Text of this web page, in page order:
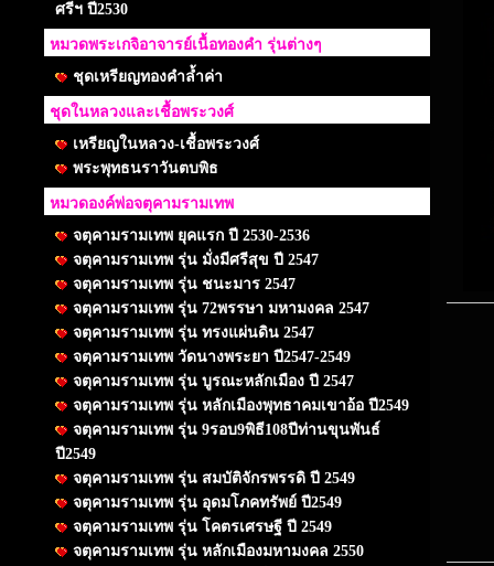
ศรีฯ ปี2530
หมวดพระเกจิอาจารย์เนื้อทองคำ รุ่นต่างๆ
ชุดเหรียญทองคำล้ำค่า
ชุดในหลวงและเชื้อพระวงศ์
เหรียญในหลวง-เชื้อพระวงศ์
พระพุทธนราวันตบพิธ
หมวดองค์พ่อจตุคามรามเทพ
จตุคามรามเทพ ยุคแรก ปี 2530-2536
จตุคามรามเทพ รุ่น มั่งมีศรีสุข ปี 2547
จตุคามรามเทพ รุ่น ชนะมาร 2547
จตุคามรามเทพ รุ่น 72พรรษา มหามงคล 2547
จตุคามรามเทพ รุ่น ทรงแผ่นดิน 2547
จตุคามรามเทพ วัดนางพระยา ปี2547-2549
จตุคามรามเทพ รุ่น บูรณะหลักเมือง ปี 2547
จตุคามรามเทพ รุ่น หลักเมืองพุทธาคมเขาอ้อ ปี2549
จตุคามรามเทพ รุ่น 9รอบ9พิธี108ปีท่านขุนพันธ์
ปี2549
จตุคามรามเทพ รุ่น สมบัติจักรพรรดิ ปี 2549
จตุคามรามเทพ รุ่น อุดมโภคทรัพย์ ปี2549
จตุคามรามเทพ รุ่น โคตรเศรษฐี ปี 2549
จตุคามรามเทพ รุ่น หลักเมืองมหามงคล 2550